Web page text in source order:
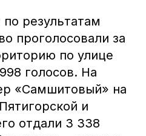
результатам
проголосовали за
по улице
голосов. На
«Самшитовый» на
и
отдали 3 338